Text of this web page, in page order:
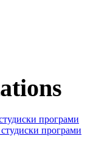
програми
програми